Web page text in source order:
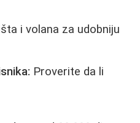
i volana za udobniju
Proverite da li